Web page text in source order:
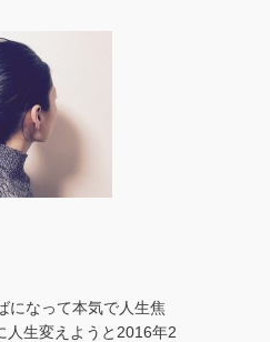
になって本気で人生焦
人生変えようと2016年2